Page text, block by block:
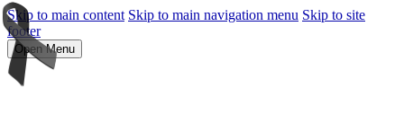
Skip to main content Skip to main navigation menu Skip to site
footer
Open Menu